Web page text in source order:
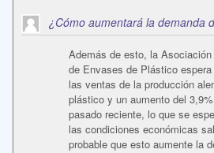
¿Cómo aumentará la demanda
Además de esto, la
de Envases de Plástico
las ventas de la producción
plástico y un aumento del
pasado reciente, lo que se
las condiciones económicas
probable que esto aumente la